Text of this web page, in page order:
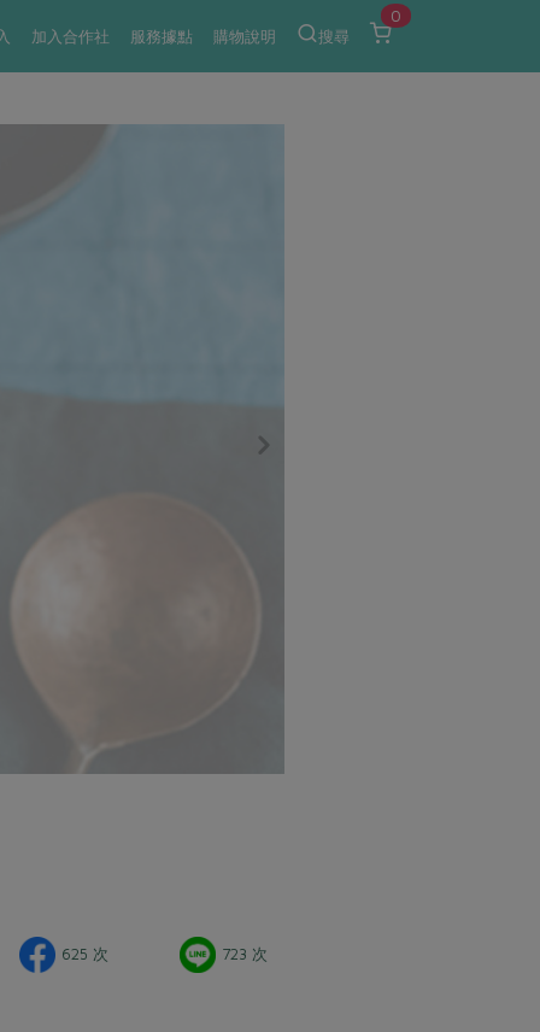
加入合作社 服務據點 購物說明 搜尋
0
625 次 723 次